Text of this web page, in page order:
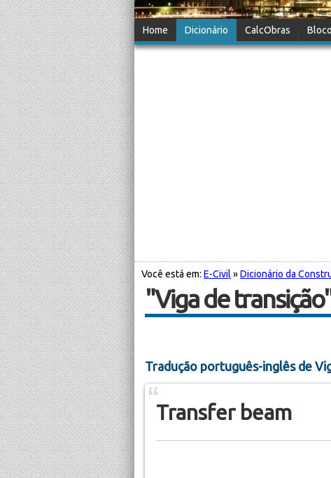
Home Dicionário CalcObras
Você está em: E-Civil »Dicionário da
"Viga de
Tradução português-inglês de
Transfer beam